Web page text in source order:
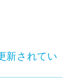
新されてい